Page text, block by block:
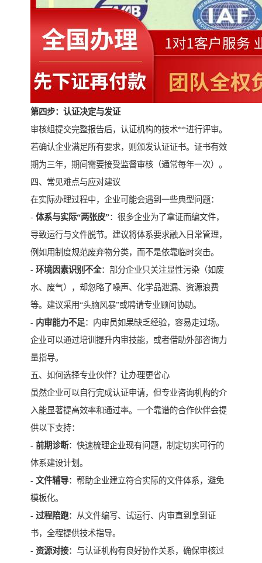
第四步：认证决定与发证
审核组提交完整报告后，认证机构的技术**进行评审。
若确认企业满足所有要求，则颁发认证证书。证书有效
期为三年，期间需要接受监督审核（通常每年一次）。
四、常见难点与应对建议
在实际办理过程中，企业可能会遇到一些典型问题：
- 体系与实际“两张皮”：很多企业为了拿证而编文件，
导致运行与文件脱节。建议将体系要求融入日常管理，
例如用制度规范废弃物分类，而不是依靠临时突击。
- 环境因素识别不全：部分企业只关注显性污染（如废
水、废气），却忽略了噪声、化学品泄漏、资源浪费
等。建议采用“头脑风暴”或聘请专业顾问协助。
- 内审能力不足：内审员如果缺乏经验，容易走过场。
企业可以通过培训提升内审技能，或者借助外部咨询力
量指导。
五、如何选择专业伙伴？让办理更省心
虽然企业可以自行完成认证申请，但专业咨询机构的介
入能显著提高效率和通过率。一个靠谱的合作伙伴会提
供以下支持：
- 前期诊断：快速梳理企业现有问题，制定切实可行的
体系建设计划。
- 文件辅导：帮助企业建立符合实际的文件体系，避免
模板化。
- 过程陪跑：从文件编写、试运行、内审直到拿到证
书，全程提供技术指导。
- 资源对接：与认证机构有良好协作关系，确保审核过